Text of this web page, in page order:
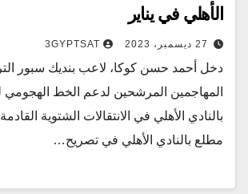
الأهلي في يناير
27 ديسمبر، 2023 3GYPTSAT
دخل أحمد حسن كوكا، لاعب بنديك سبور
المهاجمين المرشحين لدعم الخط الهجومي
بالنادي الأهلي في الانتقالات الشتوية
مطلع بالنادي الأهلي في تصريح…